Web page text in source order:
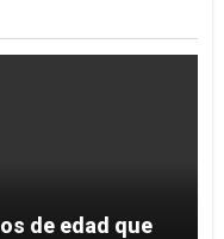
de edad que